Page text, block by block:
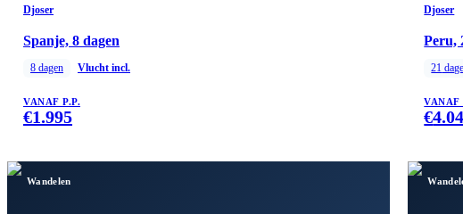
Djoser
Spanje, 8 dagen
8 dagen Vlucht incl.
VANAF P.P.
€1.995
Djoser
Peru,
21
VANAF
€
Wandelen